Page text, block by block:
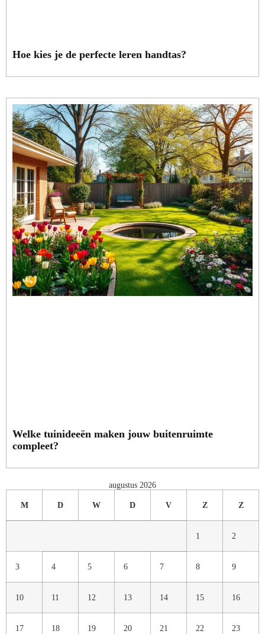
Hoe kies je de perfecte leren handtas?
Welke tuinideeën maken jouw buitenruimte
compleet?
augustus 2026
M D W D V Z Z
1 2
3 4 5 6 7 8 9
10 11 12 13 14 15 16
17 18 19 20 21 22 23